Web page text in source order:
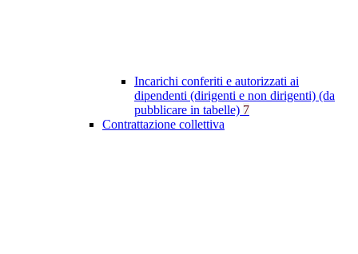
Incarichi conferiti e autorizzati ai
dipendenti (dirigenti e non dirigenti) (da
pubblicare in tabelle) 7
Contrattazione collettiva